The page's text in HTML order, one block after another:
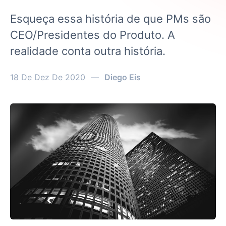
Esqueça essa história de que PMs são
CEO/Presidentes do Produto. A
realidade conta outra história.
18 De Dez De 2020 — Diego Eis